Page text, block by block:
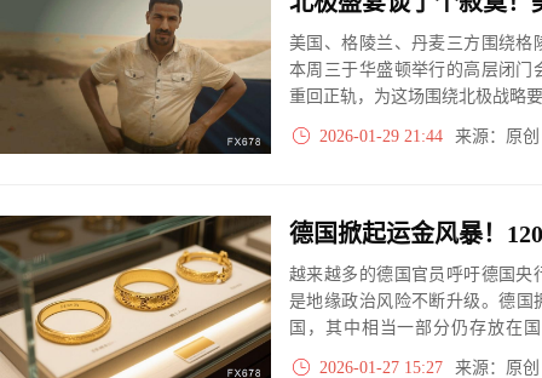
美国、格陵兰、丹麦三方围绕格
本周三于华盛顿举行的高层闭门
重回正轨，为这场围绕北极战略
2026-01-29 21:44 来源：原
越来越多的德国官员呼吁德国央
是地缘政治风险不断升级。德国
国，其中相当一部分仍存放在
中，持续为已有的黄金牛市叙事
2026-01-27 15:27 来源：原